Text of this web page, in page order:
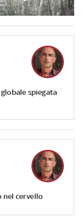
spiegata
nel cervello